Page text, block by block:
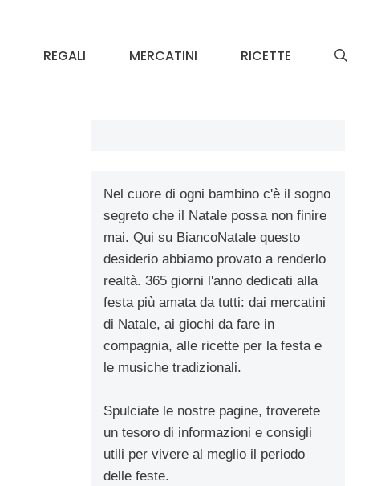
REGALI MERCATINI RICETTE
Nel cuore di ogni bambino c'è il sogno
segreto che il Natale possa non finire
mai. Qui su BiancoNatale questo
desiderio abbiamo provato a renderlo
realtà. 365 giorni l'anno dedicati alla
festa più amata da tutti: dai mercatini
di Natale, ai giochi da fare in
compagnia, alle ricette per la festa e
le musiche tradizionali.
Spulciate le nostre pagine, troverete
un tesoro di informazioni e consigli
utili per vivere al meglio il periodo
delle feste.